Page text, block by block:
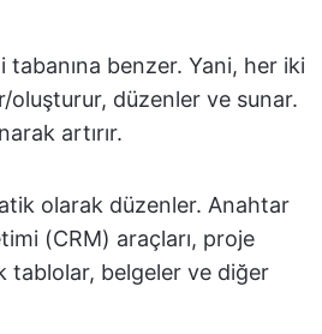
benzer. Yani, her iki
oluşturur, düzenler ve sunar.
artırır.
olarak düzenler. Anahtar
(CRM) araçları, proje
tablolar, belgeler ve diğer